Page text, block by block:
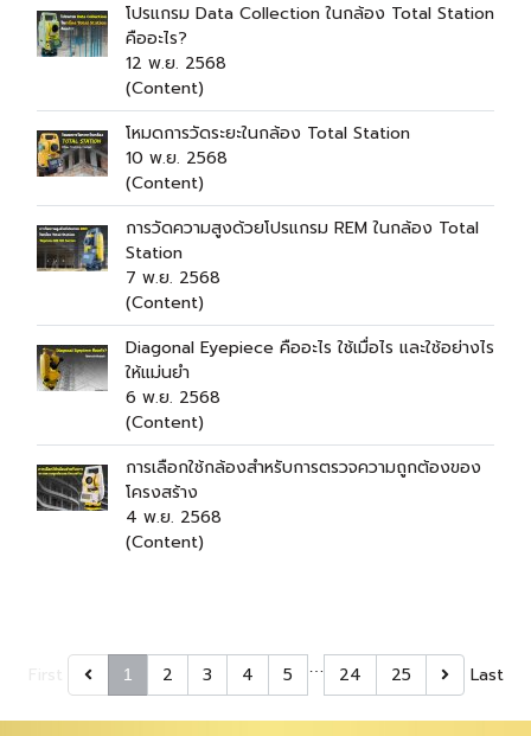
โปรแกรม Data Collection ในกล้อง Total Station
คืออะไร?
12 พ.ย. 2568
(Content)
โหมดการวัดระยะในกล้อง Total Station
10 พ.ย. 2568
(Content)
การวัดความสูงด้วยโปรแกรม REM ในกล้อง Total
Station
7 พ.ย. 2568
(Content)
Diagonal Eyepiece คืออะไร ใช้เมื่อไร และใช้อย่างไร
ให้แม่นยำ
6 พ.ย. 2568
(Content)
การเลือกใช้กล้องสำหรับการตรวจความถูกต้องของ
โครงสร้าง
4 พ.ย. 2568
(Content)
1 2 3 4 5 24 25 Last